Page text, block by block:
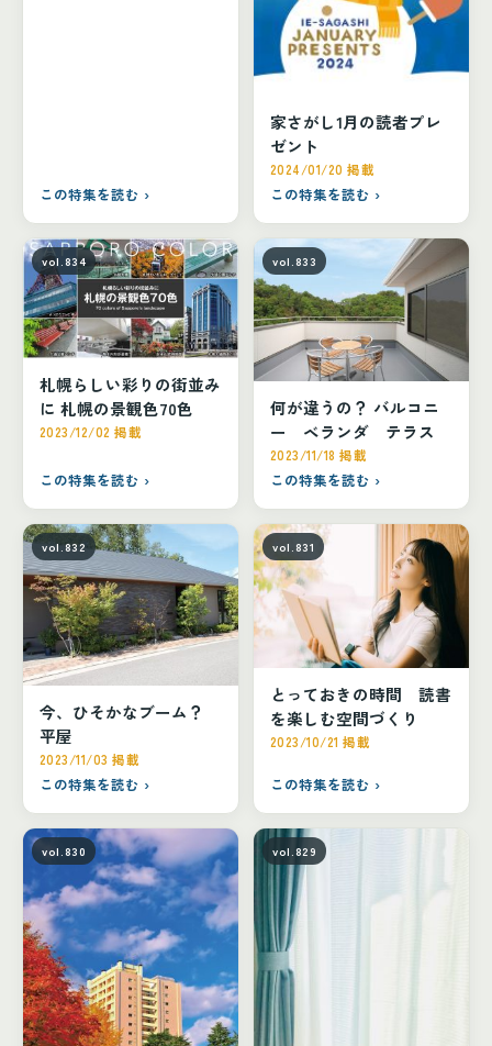
この特集を読む ›
家さがし1月の読者プレ
ゼント
2024/01/20 掲載
この特集を読む ›
vol.834
札幌らしい彩りの街並み
に 札幌の景観色70色
2023/12/02 掲載
この特集を読む ›
vol.833
何が違うの？ バルコニ
ー ベランダ テラス
2023/11/18 掲載
この特集を読む ›
vol.832
今、ひそかなブーム？
平屋
2023/11/03 掲載
この特集を読む ›
vol.831
とっておきの時間 読書
を楽しむ空間づくり
2023/10/21 掲載
この特集を読む ›
vol.830 vol.829